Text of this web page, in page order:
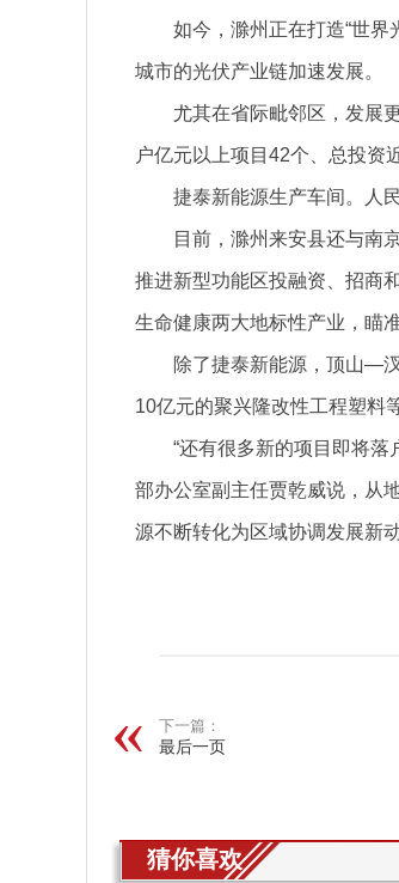
如今，滁州正在打造“世界
城市的光伏产业链加速发展。
尤其在省际毗邻区，发展
户亿元以上项目42个、总投资
捷泰新能源生产车间。人
目前，滁州来安县还与南
推进新型功能区投融资、招商
生命健康两大地标性产业，瞄
除了捷泰新能源，顶山—
10亿元的聚兴隆改性工程塑料
“还有很多新的项目即将
部办公室副主任贾乾威说，从
源不断转化为区域协调发展新动
下一篇：
最后一页
猜你喜欢